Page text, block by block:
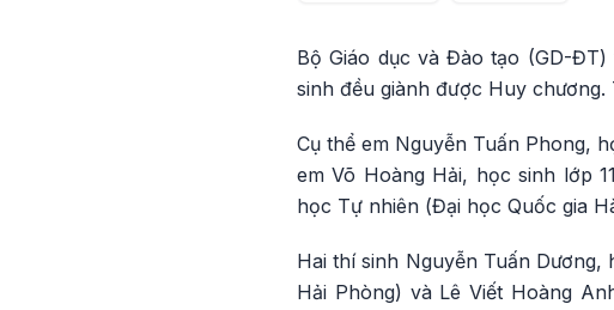
Bộ Giáo dục và Đào tạo (GD-
sinh đều giành được Huy
Cụ thể em Nguyễn Tuấn Phong,
em Võ Hoàng Hải, học sinh lớp
học Tự nhiên (Đại học Quốc gia
Hai thí sinh Nguyễn Tuấn
Hải Phòng) và Lê Viết Hoàng